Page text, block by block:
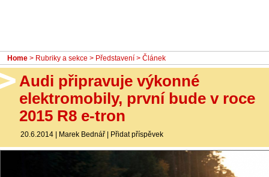
Home > Rubriky a sekce > Představení > Článek
Audi připravuje výkonné
elektromobily, první bude v roce
2015 R8 e-tron
20.6.2014 | Marek Bednář | Přidat příspěvek